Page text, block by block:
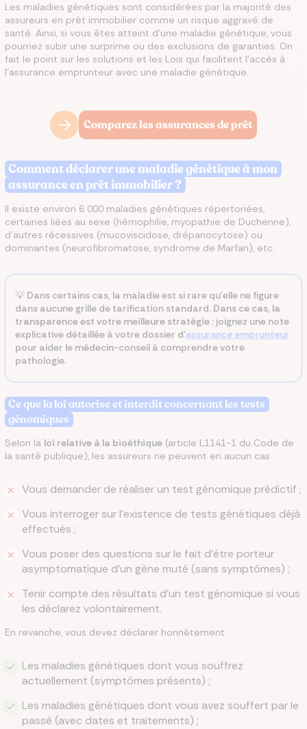
Les maladies génétiques sont considérées par la majorité des
assureurs en prêt immobilier comme un risque aggravé de
santé. Ainsi, si vous êtes atteint d'une maladie génétique, vous
pourriez subir une surprime ou des exclusions de garanties. On
fait le point sur les solutions et les Lois qui facilitent l'accès à
l'assurance emprunteur avec une maladie génétique.
Comparez les assurances de prêt
Comment déclarer une maladie génétique à mon
assurance en prêt immobilier ?
Il existe environ 6 000 maladies génétiques répertoriées,
certaines liées au sexe (hémophilie, myopathie de Duchenne),
d'autres récessives (mucoviscidose, drépanocytose) ou
dominantes (neurofibromatose, syndrome de Marfan), etc.
💡 Dans certains cas, la maladie est si rare qu'elle ne figure
dans aucune grille de tarification standard. Dans ce cas, la
transparence est votre meilleure stratégie : joignez une note
explicative détaillée à votre dossier d'assurance emprunteur
pour aider le médecin-conseil à comprendre votre
pathologie.
Ce que la loi autorise et interdit concernant les tests
génomiques
Selon la loi relative à la bioéthique (article L1141-1 du Code de
la santé publique), les assureurs ne peuvent en aucun cas :
Vous demander de réaliser un test génomique prédictif ;
Vous interroger sur l'existence de tests génétiques déjà
effectués ;
Vous poser des questions sur le fait d'être porteur
asymptomatique d'un gène muté (sans symptômes) ;
Tenir compte des résultats d'un test génomique si vous
les déclarez volontairement.
En revanche, vous devez déclarer honnêtement :
Les maladies génétiques dont vous souffrez
actuellement (symptômes présents) ;
Les maladies génétiques dont vous avez souffert par le
passé (avec dates et traitements) ;